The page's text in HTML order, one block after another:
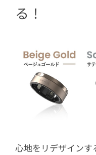
る！
心地をリデザインす